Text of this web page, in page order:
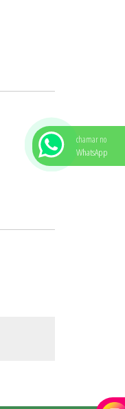
chamar no
WhatsApp